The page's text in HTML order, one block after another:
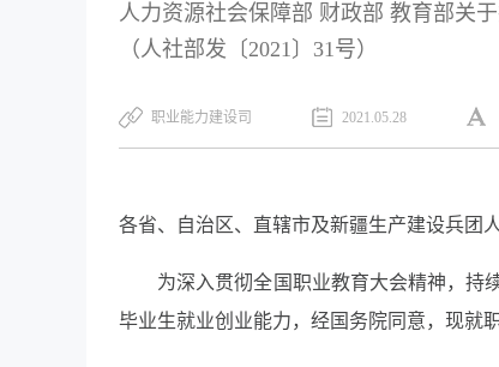
人力资源社会保障部 财政部 教育部关
（人社部发〔2021〕31号）
职业能力建设司 2021.05.28
各省、自治区、直辖市及新疆生产建设兵团
为深入贯彻全国职业教育大会精神，持
毕业生就业创业能力，经国务院同意，现就